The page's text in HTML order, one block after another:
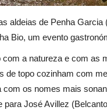
aldeias de Penha
Bio, um evento
a natureza e com as
de topo cozinham com
com os nomes mais
para José Avillez